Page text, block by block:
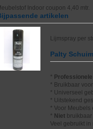
Indoor coupon 4,40 mtr.
artikelen
Lijmspray per
Palty
* Professionele
* Bruikbaar
* Universeel
* Uitstekend
* Voor Meubels
* Niet
Veel gebruikt